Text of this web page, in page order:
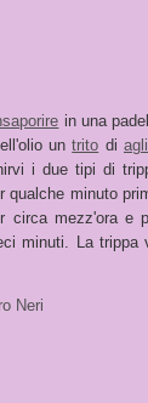
in una
untrito di
i due tipi di
qualche minuto
circa mezz'ora e
minuti. La trippa
Neri